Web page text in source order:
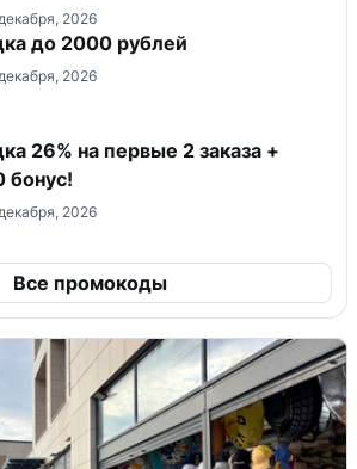
2026
до 2000 рублей
2026
26% на первые 2 заказа +
бонус!
2026
Все промокоды